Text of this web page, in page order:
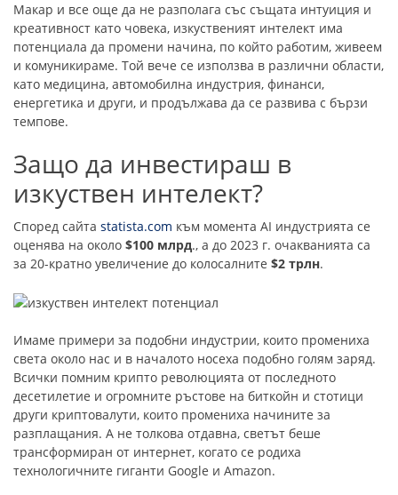
Макар и все още да не разполага със същата интуиция и
креативност като човека, изкуственият интелект има
потенциала да промени начина, по който работим, живеем
и комуникираме. Той вече се използва в различни области,
като медицина, автомобилна индустрия, финанси,
енергетика и други, и продължава да се развива с бързи
темпове.
Защо да инвестираш в
изкуствен интелект?
Според сайта statista.com към момента AI индустрията се
оценява на около $100 млрд., а до 2023 г. очакванията са
за 20-кратно увеличение до колосалните $2 трлн.
Имаме примери за подобни индустрии, които промениха
света около нас и в началото носеха подобно голям заряд.
Всички помним крипто революцията от последното
десетилетие и огромните ръстове на биткойн и стотици
други криптовалути, които промениха начините за
разплащания. А не толкова отдавна, светът беше
трансформиран от интернет, когато се родиха
технологичните гиганти Google и Amazon.